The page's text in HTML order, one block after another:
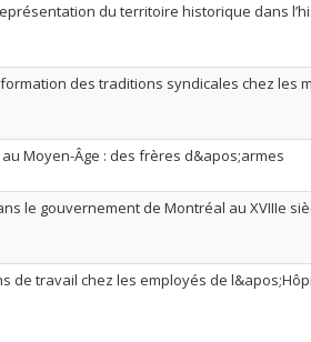
du territoire historique dans
des traditions syndicales chez les
Moyen-Âge : des frères d&apos;armes
le gouvernement de Montréal au XVIIIe
de travail chez les employés de